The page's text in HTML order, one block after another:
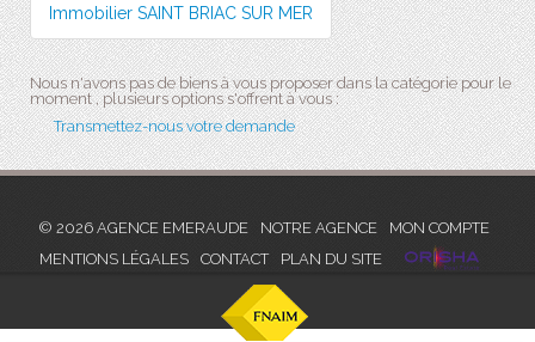
Immobilier SAINT BRIAC SUR MER
Nous n'avons pas de biens à vous proposer dans la catégorie pour le
moment , plusieurs options s'offrent à vous :
Transmettez-nous votre demande
© 2026 AGENCE EMERAUDE NOTRE AGENCE
MON COMPTE
MENTIONS LÉGALES
CONTACT PLAN DU SITE